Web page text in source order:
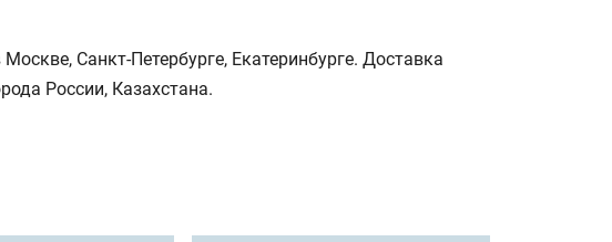
Санкт-Петербурге, Екатеринбурге. Доставка
России, Казахстана.